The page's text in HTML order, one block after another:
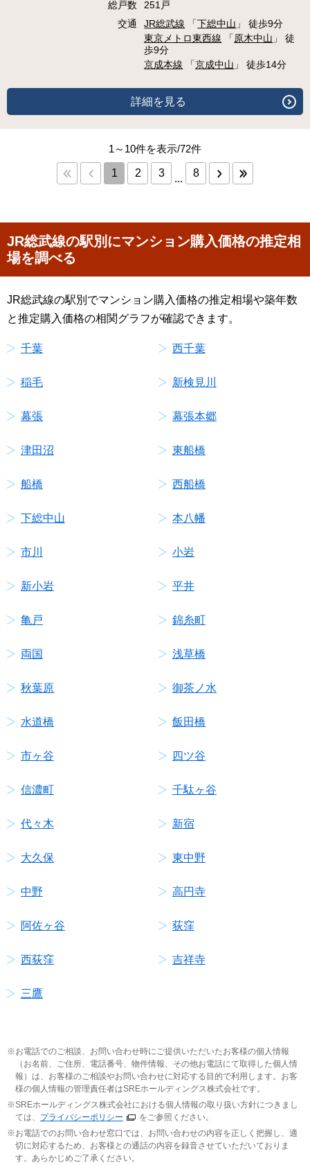
総戸数
251戸
交通
JR総武線 「下総中山 」 徒歩9分
東京メトロ東西線 「 原木中山 」 徒
歩9分
京成本線 「京成中山 」 徒歩14分
詳細を見る
1～10件を表示/72件
1 2 3 ... 8
JR総武線の駅別にマンション購入価格の推定相
場を調べる
JR総武線の駅別でマンション購入価格の推定相場や築年数
と推定購入価格の相関グラフが確認できます。
千葉 西千葉
稲毛 新検見川
幕張 幕張本郷
津田沼 東船橋
船橋 西船橋
下総中山 本八幡
市川 小岩
新小岩 平井
亀戸 錦糸町
両国 浅草橋
秋葉原 御茶ノ水
水道橋 飯田橋
市ヶ谷 四ツ谷
信濃町 千駄ヶ谷
代々木 新宿
大久保 東中野
中野 高円寺
阿佐ヶ谷 荻窪
西荻窪 吉祥寺
三鷹
お電話でのご相談、お問い合わせ時にご提供いただいたお客様の個人情報
（お名前、ご住所、電話番号、物件情報、その他お電話にて取得した個人情
報）は、お客様のご相談やお問い合わせに対応する目的で利用します。お客
様の個人情報の管理責任者はSREホールディングス株式会社です。
SREホールディングス株式会社における個人情報の取り扱い方針につきまし
ては、 プライバシーポリシー
をご参照ください。
お電話でのお問い合わせ窓口では、お問い合わせの内容を正しく把握し、適
切に対応するため、お客様との通話の内容を録音させていただいておりま
す。あらかじめご了承ください。